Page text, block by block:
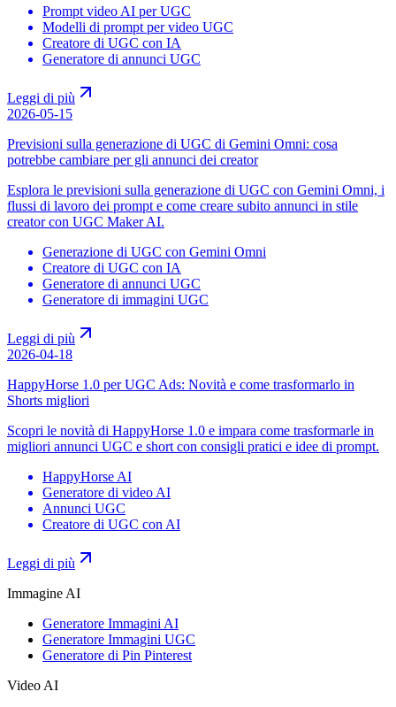
Prompt video AI per UGC
Modelli di prompt per video UGC
Creatore di UGC con IA
Generatore di annunci UGC
Leggi di più
2026-05-15
Previsioni sulla generazione di UGC di Gemini Omni: cosa
potrebbe cambiare per gli annunci dei creator
Esplora le previsioni sulla generazione di UGC con Gemini Omni, i
flussi di lavoro dei prompt e come creare subito annunci in stile
creator con UGC Maker AI.
Generazione di UGC con Gemini Omni
Creatore di UGC con IA
Generatore di annunci UGC
Generatore di immagini UGC
Leggi di più
2026-04-18
HappyHorse 1.0 per UGC Ads: Novità e come trasformarlo in
Shorts migliori
Scopri le novità di HappyHorse 1.0 e impara come trasformarle in
migliori annunci UGC e short con consigli pratici e idee di prompt.
HappyHorse AI
Generatore di video AI
Annunci UGC
Creatore di UGC con AI
Leggi di più
Immagine AI
Generatore Immagini AI
Generatore Immagini UGC
Generatore di Pin Pinterest
Video AI